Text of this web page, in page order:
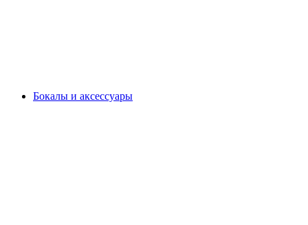
Бокалы и аксессуары